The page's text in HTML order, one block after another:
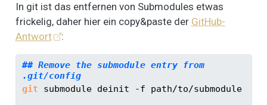
In git ist das entfernen von Submodules etwas
frickelig, daher hier ein copy&paste der GitHub-
Antwort
:
## Remove the submodule entry from
.git/config
git submodule deinit -f path/to/submodule